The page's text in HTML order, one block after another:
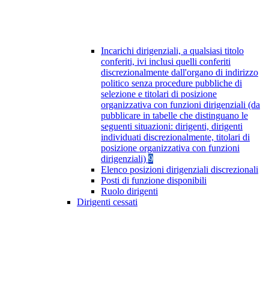
Incarichi dirigenziali, a qualsiasi titolo
conferiti, ivi inclusi quelli conferiti
discrezionalmente dall'organo di indirizzo
politico senza procedure pubbliche di
selezione e titolari di posizione
organizzativa con funzioni dirigenziali (da
pubblicare in tabelle che distinguano le
seguenti situazioni: dirigenti, dirigenti
individuati discrezionalmente, titolari di
posizione organizzativa con funzioni
dirigenziali) 9
Elenco posizioni dirigenziali discrezionali
Posti di funzione disponibili
Ruolo dirigenti
Dirigenti cessati